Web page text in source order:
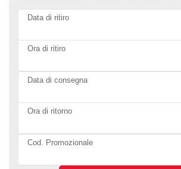
Data di ritiro
Ora di ritiro
Data di consegna
Ora di ritorno
Cod. Promozionale